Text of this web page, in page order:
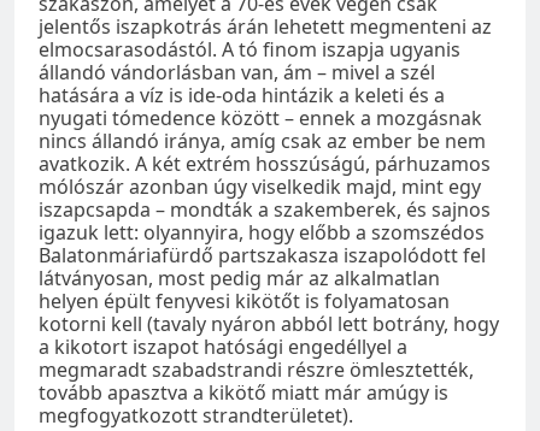
jelentős iszapkotrás árán lehetett megmenteni az
elmocsarasodástól. A tó finom iszapja ugyanis
állandó vándorlásban van, ám – mivel a szél
hatására a víz is ide-oda hintázik a keleti és a
nyugati tómedence között – ennek a mozgásnak
nincs állandó iránya, amíg csak az ember be nem
avatkozik. A két extrém hosszúságú, párhuzamos
mólószár azonban úgy viselkedik majd, mint egy
iszapcsapda – mondták a szakemberek, és sajnos
igazuk lett: olyannyira, hogy előbb a szomszédos
Balatonmáriafürdő partszakasza iszapolódott fel
látványosan, most pedig már az alkalmatlan
helyen épült fenyvesi kikötőt is folyamatosan
kotorni kell (tavaly nyáron abból lett botrány, hogy
a kikotort iszapot hatósági engedéllyel a
megmaradt szabadstrandi részre ömlesztették,
tovább apasztva a kikötő miatt már amúgy is
megfogyatkozott strandterületet).